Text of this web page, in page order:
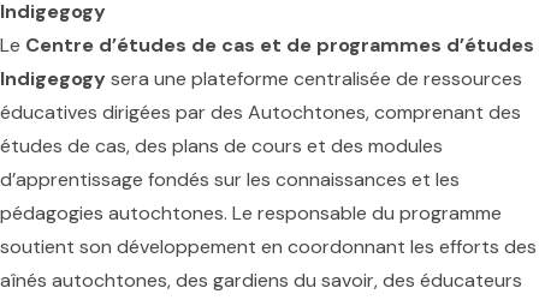
Indigegogy
Le Centre d’études de cas et de programmes d’études
Indigegogysera une plateforme centralisée de ressources
éducatives dirigées par des Autochtones, comprenant des
études de cas, des plans de cours et des modules
d’apprentissage fondés sur les connaissances et les
pédagogies autochtones. Le responsable du programme
soutient son développement en coordonnant les efforts des
aînés autochtones, des gardiens du savoir, des éducateurs